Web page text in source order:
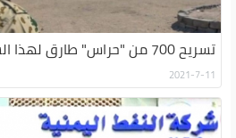
تسريح 700 من "حراس" طارق لهذا السبب !
2021-7-11